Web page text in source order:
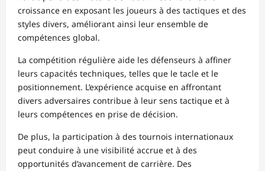
croissance en exposant les joueurs à des tactiques et des
styles divers, améliorant ainsi leur ensemble de
compétences global.
La compétition régulière aide les défenseurs à affiner
leurs capacités techniques, telles que le tacle et le
positionnement. L’expérience acquise en affrontant
divers adversaires contribue à leur sens tactique et à
leurs compétences en prise de décision.
De plus, la participation à des tournois internationaux
peut conduire à une visibilité accrue et à des
opportunités d’avancement de carrière. Des